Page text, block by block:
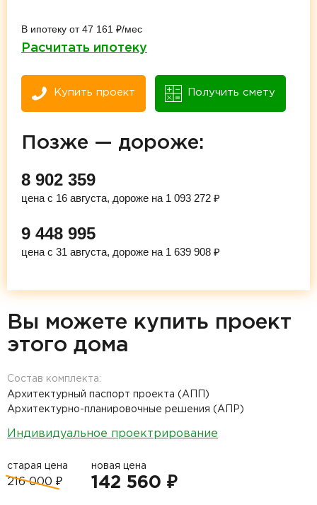
В ипотеку от 47 161 ₽/мес
Расчитать ипотеку
Купить проект Получить смету
Позже — дороже:
8 902 359
цена с 16 августа, дороже на 1 093 272 ₽
9 448 995
цена с 31 августа, дороже на 1 639 908 ₽
Вы можете купить проект
этого дома
Состав комплекта:
Архитектурный паспорт проекта (АПП)
Архитектурно-планировочные решения (АПР)
Индивидуальное проектрирование
старая цена
216 000 ₽
новая цена
142 560 ₽